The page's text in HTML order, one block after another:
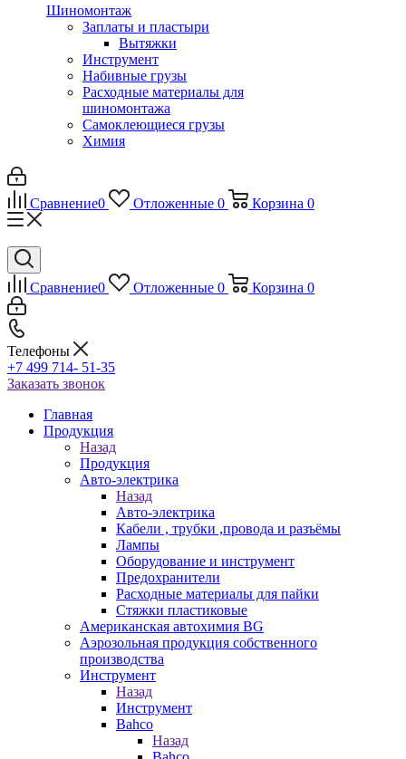
Шиномонтаж
Заплаты и пластыри
Вытяжки
Инструмент
Набивные грузы
Расходные материалы для
шиномонтажа
Самоклеющиеся грузы
Химия
Сравнение0 Отложенные 0 Корзина 0
Сравнение0 Отложенные 0 Корзина 0
Телефоны
+7 499 714- 51-35
Заказать звонок
Главная
Продукция
Назад
Продукция
Авто-электрика
Назад
Авто-электрика
Кабели , трубки ,провода и разъёмы
Лампы
Оборудование и инструмент
Предохранители
Расходные материалы для пайки
Стяжки пластиковые
Американская автохимия BG
Аэрозольная продукция собственного
производства
Инструмент
Назад
Инструмент
Bahco
Назад